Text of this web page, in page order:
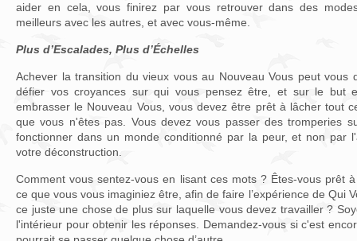
aider en cela, vous finirez par vous retrouver dans des
meilleurs avec les autres, et avec vous-même.
Plus d’Escalades, Plus d’Échelles
Achever la transition du vieux vous au Nouveau Vous peut vous
défier vos croyances sur qui vous pensez être, et sur le but
embrasser le Nouveau Vous, vous devez être prêt à lâcher tout
que vous n'êtes pas. Vous devez vous passer des tromperies
fonctionner dans un monde conditionné par la peur, et non par
votre déconstruction.
Comment vous sentez-vous en lisant ces mots ? Êtes-vous prêt
ce que vous vous imaginiez être, afin de faire l’expérience de Qui
ce juste une chose de plus sur laquelle vous devez travailler ?
l'intérieur pour obtenir les réponses. Demandez-vous si c'est